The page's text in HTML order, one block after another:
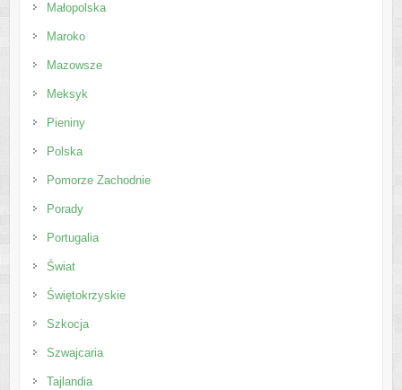
Małopolska
Maroko
Mazowsze
Meksyk
Pieniny
Polska
Pomorze Zachodnie
Porady
Portugalia
Świat
Świętokrzyskie
Szkocja
Szwajcaria
Tajlandia